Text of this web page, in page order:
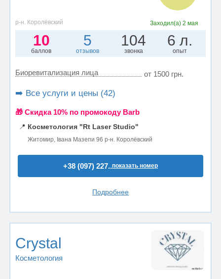
р-н. Королёвский Заходил(а) 2 мая
10
баллов
5
отзывов
104
звонка
6 л.
опыт
Биоревитализация лица от 1500 грн.
➡️ Все услуги и цены (42)
🎁 Cкидка 10% по промокоду Barb
📍 Косметология "Rt Laser Studio"
Житомир, Івана Мазепи 96 р-н. Королёвский
+38 (097) 227..показать номер
Подробнее
Crystal
Косметология